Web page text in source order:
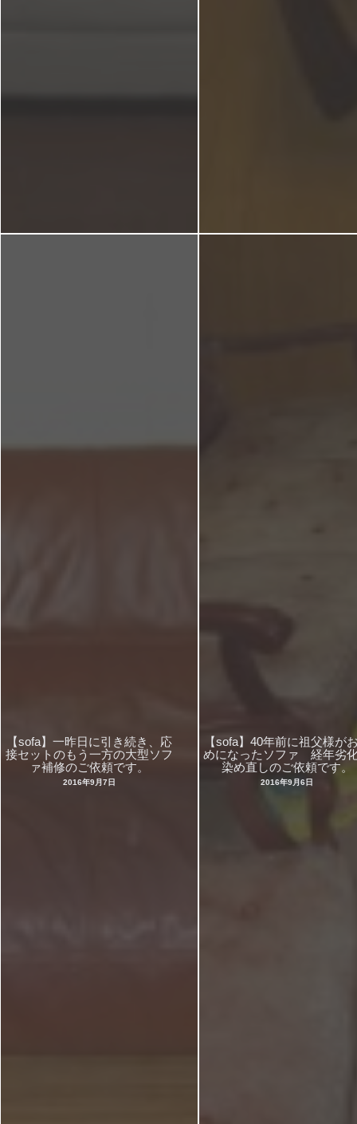
【sofa】一昨日に引き続き、応
接セットのもう一方の大型ソフ
ァ補修のご依頼です。
2016年9月7日
【sofa】40年前に祖父様が
めになったソファ 経年劣
染め直しのご依頼です。
2016年9月6日